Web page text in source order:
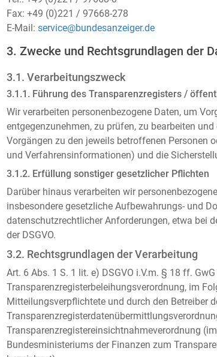
Fax: +49 (0)221 / 97668-278
E-Mail: service@bundesanzeiger.de
3. Zwecke und Rechtsgrundlagen der
3.1. Verarbeitungszweck
3.1.1. Führung des Transparenzregisters /
Wir verarbeiten personenbezogene Daten, um
entgegenzunehmen, zu prüfen, zu bearbeiten
Vorgängen zu den jeweils betroffenen Personen
und Verfahrensinformationen) und die
3.1.2. Erfüllung sonstiger gesetzlicher Pflichten
Darüber hinaus verarbeiten wir
insbesondere gesetzliche Aufbewahrungs- und
datenschutzrechtlicher Anforderungen, etwa bei
der DSGVO.
3.2. Rechtsgrundlagen der Verarbeitung
Art. 6 Abs. 1 S. 1 lit. e) DSGVO i.V.m. § 18 ff.
Transparenzregisterbeleihungsverordnung, im
Mitteilungsverpflichtete und durch den Betreiber
Transparenzregistereinsichtnahmeverordnung
Bundesministeriums der Finanzen zum